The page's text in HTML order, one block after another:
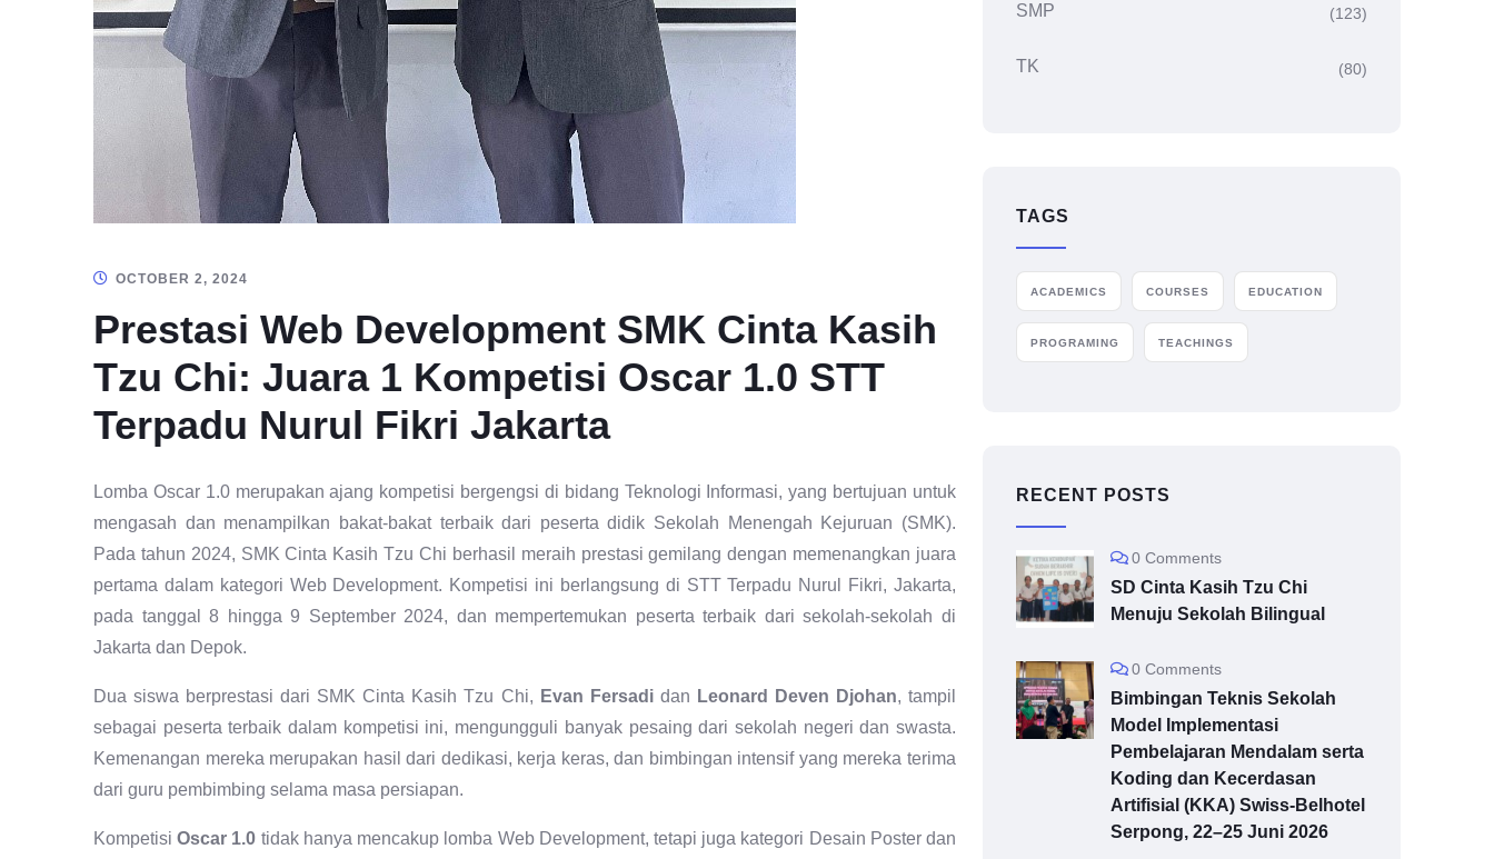
OCTOBER 2, 2024
Prestasi Web Development SMK Cinta Kasih
Tzu Chi: Juara 1 Kompetisi Oscar 1.0 STT
Terpadu Nurul Fikri Jakarta
Lomba Oscar 1.0 merupakan ajang kompetisi bergengsi di bidang Teknologi Informasi, yang bertujuan untuk
mengasah dan menampilkan bakat-bakat terbaik dari peserta didik Sekolah Menengah Kejuruan (SMK).
Pada tahun 2024, SMK Cinta Kasih Tzu Chi berhasil meraih prestasi gemilang dengan memenangkan juara
pertama dalam kategori Web Development. Kompetisi ini berlangsung di STT Terpadu Nurul Fikri, Jakarta,
pada tanggal 8 hingga 9 September 2024, dan mempertemukan peserta terbaik dari sekolah-sekolah di
Jakarta dan Depok.
Dua siswa berprestasi dari SMK Cinta Kasih Tzu Chi, Evan Fersadidan Leonard Deven Djohan, tampil
sebagai peserta terbaik dalam kompetisi ini, mengungguli banyak pesaing dari sekolah negeri dan swasta.
Kemenangan mereka merupakan hasil dari dedikasi, kerja keras, dan bimbingan intensif yang mereka terima
dari guru pembimbing selama masa persiapan.
KompetisiOscar 1.0 tidak hanya mencakup lomba Web Development, tetapi juga kategori Desain Poster dan
SMP (123)
TK (80)
TAGS
ACADEMICS COURSES EDUCATION
PROGRAMING TEACHINGS
RECENT POSTS
0 Comments
SD Cinta Kasih Tzu Chi
Menuju Sekolah Bilingual
0 Comments
Bimbingan Teknis Sekolah
Model Implementasi
Pembelajaran Mendalam serta
Koding dan Kecerdasan
Artifisial (KKA) Swiss-Belhotel
Serpong, 22–25 Juni 2026